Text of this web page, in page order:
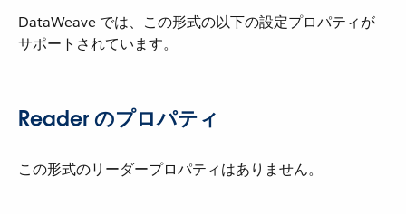
DataWeave では、この形式の以下の設定プロパティが
サポートされています。
Reader のプロパティ
この形式のリーダープロパティはありません。